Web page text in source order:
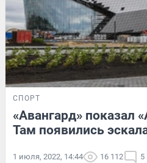
СПОРТ
«Авангард» показал
Там появились
1 июля, 2022, 14:44 16 112 5